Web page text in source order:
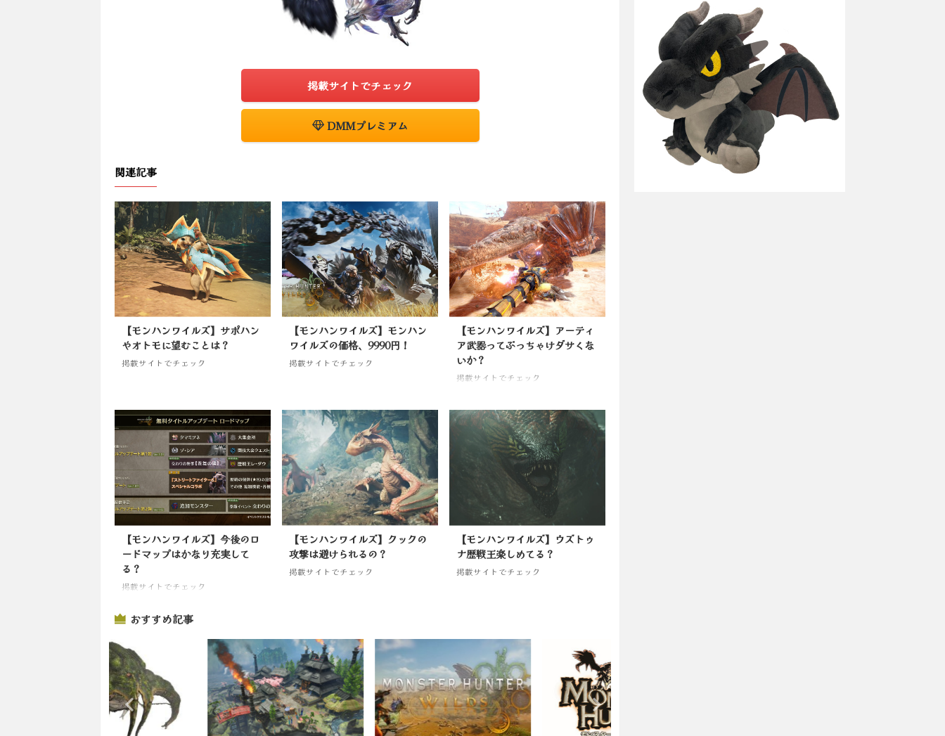
掲載サイトでチェック
DMMプレミアム
関連記事
【モンハンワイルズ】サポハン
やオトモに望むことは？
掲載サイトでチェック
【モンハンワイルズ】モンハン
ワイルズの価格、9990円！
掲載サイトでチェック
【モンハンワイルズ】アーティ
ア武器ってぶっちゃけダサくな
いか？
掲載サイトでチェック
【モンハンワイルズ】今後のロ
ードマップはかなり充実して
る？
掲載サイトでチェック
【モンハンワイルズ】クックの
攻撃は避けられるの？
掲載サイトでチェック
【モンハンワイルズ】ウズトゥ
ナ歴戦王楽しめてる？
掲載サイトでチェック
おすすめ記事